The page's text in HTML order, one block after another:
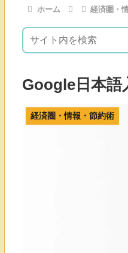
ホーム 経済圏・
Google日本語
経済圏・情報・節約術